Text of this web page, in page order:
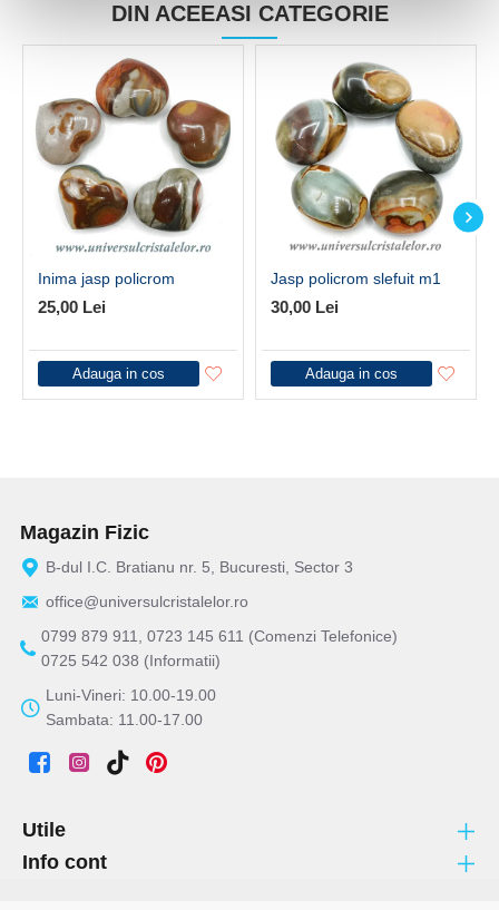
DIN ACEEASI CATEGORIE
Inima jasp policrom
25,00 Lei
Adauga in cos
Jasp policrom slefuit m1
30,00 Lei
Adauga in cos
Magazin Fizic
B-dul I.C. Bratianu nr. 5, Bucuresti, Sector 3
office@universulcristalelor.ro
0799 879 911, 0723 145 611 (Comenzi Telefonice)
0725 542 038 (Informatii)
Luni-Vineri: 10.00-19.00
Sambata: 11.00-17.00
Utile
Info cont